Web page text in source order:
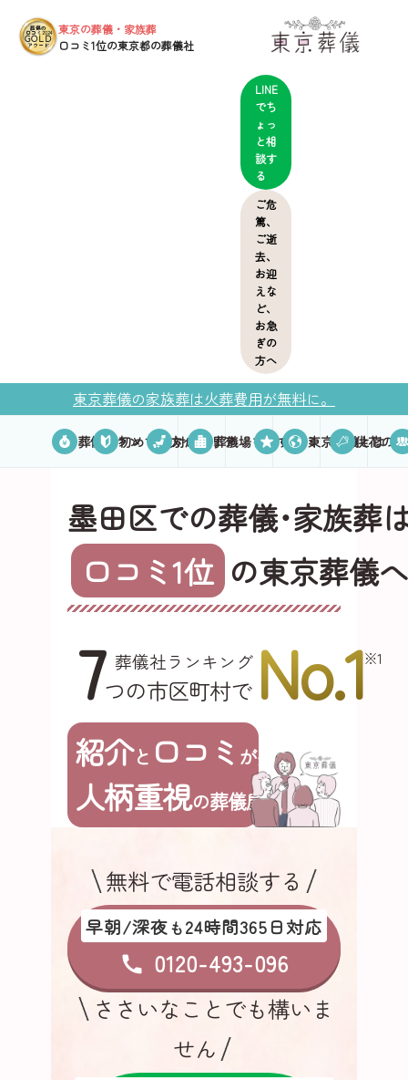
葬儀の
口コミ2024
GOLD
アワード
東京の葬儀・家族葬
口コミ1位の東京都の葬儀社
LINE
でち
ょっ
と相
談す
る
ご危
篤、
ご逝
去、
お迎
えな
ど、
お急
ぎの
方へ
東京葬儀の家族葬は火葬費用が無料に。
葬儀プラン初めての方へ対応エリア葬儀場を探す口コミ東京葬儀とは
供花の
墨田区での葬儀･家族葬
口コミ1位 の東京葬儀
葬儀社ランキング
7つの市区町村で No.1※1
紹介と 口コミ が多い
人柄重視の葬儀屋さん
無料で電話相談する
早朝/深夜も24時間365日対応
0120-493-096
ささいなことでも構いま
せん